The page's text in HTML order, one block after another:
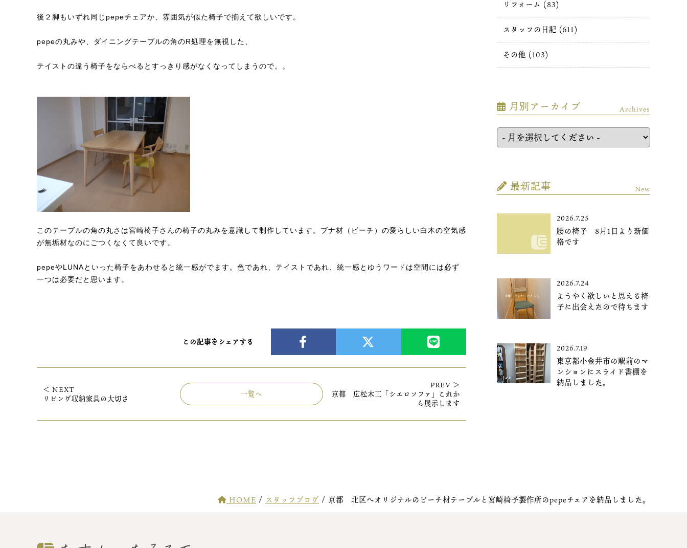
後２脚もいずれ同じpepeチェアか、雰囲気が似た椅子で揃えて欲しいです。
pepeの丸みや、ダイニングテーブルの角のR処理を無視した、
テイストの違う椅子をならべるとすっきり感がなくなってしまうので。。
このテーブルの角の丸さは宮崎椅子さんの椅子の丸みを意識して制作しています。ブナ材（ビーチ）の愛らしい白木の空気感
が無垢材なのにごつくなくて良いです。
pepeやLUNAといった椅子をあわせると統一感がでます。色であれ、テイストであれ、統一感とゆうワードは空間には必ず
一つは必要だと思います。
この記事をシェアする
＜ NEXT
リビング収納家具の大切さ
一覧へ
PREV ＞
京都 広松木工「シエロソファ」これか
ら展示します
リフォーム (83)
スタッフの日記 (611)
その他 (103)
月別アーカイブ Archives
最新記事 New
2026.7.25
腰の椅子 8月1日より新価
格です
2026.7.24
ようやく欲しいと思える椅
子に出会えたので待ちます
2026.7.19
東京都小金井市の駅前のマ
ンションにスライド書棚を
納品しました。
HOME / スタッフブログ / 京都 北区へオリジナルのビーチ材テーブルと宮崎椅子製作所のpepeチェアを納品しました。